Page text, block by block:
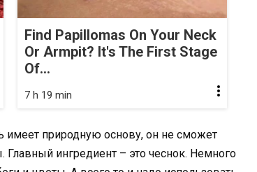
Find Papillomas On Your Neck
Or Armpit? It's The First Stage
Of...
7 h 19 min
имеет природную основу, он не сможет
Главный ингредиент – это чеснок. Немного